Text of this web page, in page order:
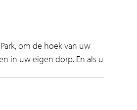
om de hoek van uw
in uw eigen dorp. En als u
Wat een geluk om hier te